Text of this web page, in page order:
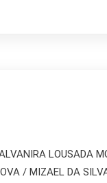
LOUSADA
/ MIZAEL DA